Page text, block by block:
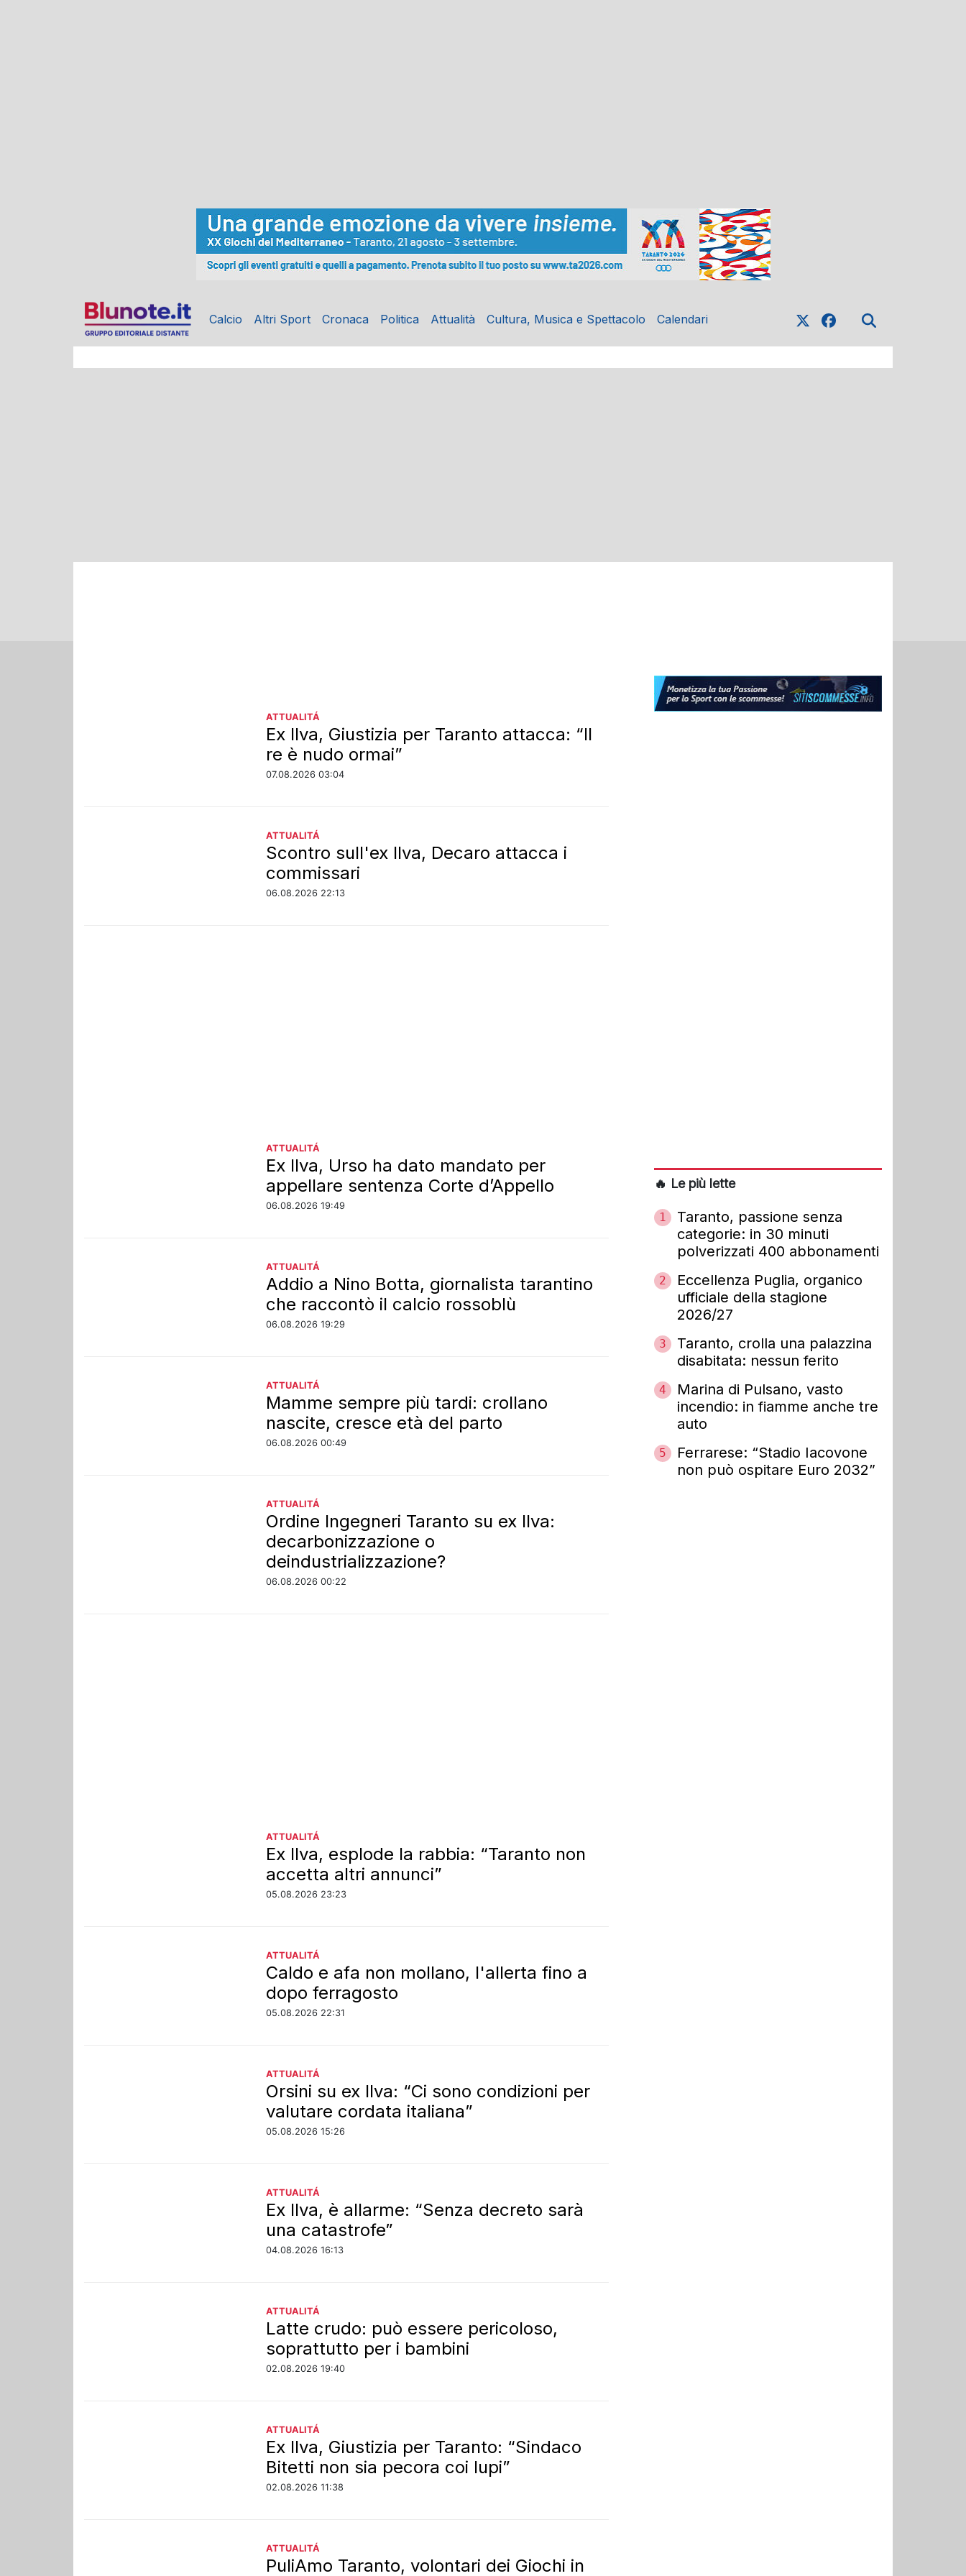
Calcio Altri Sport Cronaca Politica Attualità Cultura, Musica e Spettacolo Calendari
ATTUALITÁ
Ex Ilva, Giustizia per Taranto attacca: “Il
re è nudo ormai”
07.08.2026 03:04
ATTUALITÁ
Scontro sull'ex Ilva, Decaro attacca i
commissari
06.08.2026 22:13
ATTUALITÁ
Ex Ilva, Urso ha dato mandato per
appellare sentenza Corte d’Appello
06.08.2026 19:49
ATTUALITÁ
Addio a Nino Botta, giornalista tarantino
che raccontò il calcio rossoblù
06.08.2026 19:29
ATTUALITÁ
Mamme sempre più tardi: crollano
nascite, cresce età del parto
06.08.2026 00:49
ATTUALITÁ
Ordine Ingegneri Taranto su ex Ilva:
decarbonizzazione o
deindustrializzazione?
06.08.2026 00:22
ATTUALITÁ
Ex Ilva, esplode la rabbia: “Taranto non
accetta altri annunci”
05.08.2026 23:23
ATTUALITÁ
Caldo e afa non mollano, l'allerta fino a
dopo ferragosto
05.08.2026 22:31
ATTUALITÁ
Orsini su ex Ilva: “Ci sono condizioni per
valutare cordata italiana”
05.08.2026 15:26
ATTUALITÁ
Ex Ilva, è allarme: “Senza decreto sarà
una catastrofe”
04.08.2026 16:13
ATTUALITÁ
Latte crudo: può essere pericoloso,
soprattutto per i bambini
02.08.2026 19:40
ATTUALITÁ
Ex Ilva, Giustizia per Taranto: “Sindaco
Bitetti non sia pecora coi lupi”
02.08.2026 11:38
ATTUALITÁ
PuliAmo Taranto, volontari dei Giochi in
🔥 Le più lette
1
Taranto, passione senza
categorie: in 30 minuti
polverizzati 400 abbonamenti
2
Eccellenza Puglia, organico
ufficiale della stagione
2026/27
3
Taranto, crolla una palazzina
disabitata: nessun ferito
4
Marina di Pulsano, vasto
incendio: in fiamme anche tre
auto
5
Ferrarese: “Stadio Iacovone
non può ospitare Euro 2032”